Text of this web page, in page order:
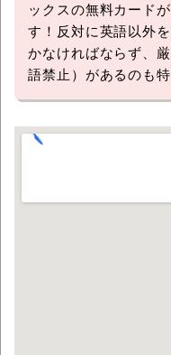
ックスの無料カード
す！反対に英語以外
かなければならず、
語禁止）があるのも特